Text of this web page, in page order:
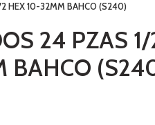
2 HEX 10-32MM BAHCO (S240)
24 PZAS
BAHCO